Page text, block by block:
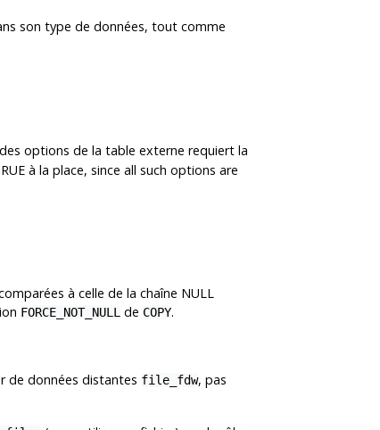
son type de données, tout comme
options de la table externe requiert la
à la place, since all such options are
à celle de la chaîne NULL
FORCE_NOT_NULL de COPY.
de données distantes file_fdw, pas